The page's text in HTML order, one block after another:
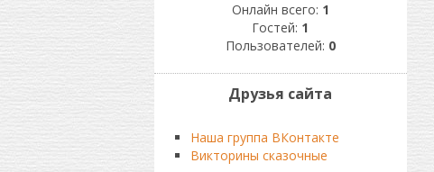
Онлайн всего: 1
Гостей: 1
Пользователей: 0
Друзья сайта
Наша группа ВКонтакте
Викторины сказочные